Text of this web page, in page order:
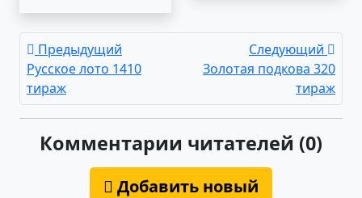
Предыдущий
Русское лото 1410
тираж
Следующий
Золотая подкова 320
тираж
Комментарии читателей (0)
Добавить новый